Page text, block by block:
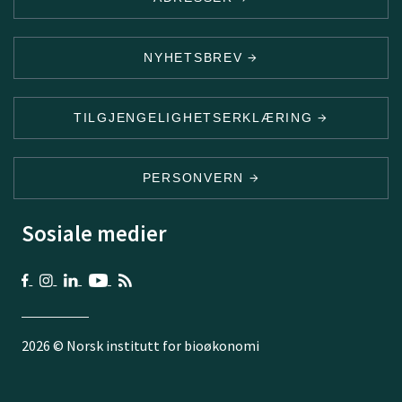
NYHETSBREV
TILGJENGELIGHETSERKLÆRING
PERSONVERN
Sosiale medier
2026 © Norsk institutt for bioøkonomi